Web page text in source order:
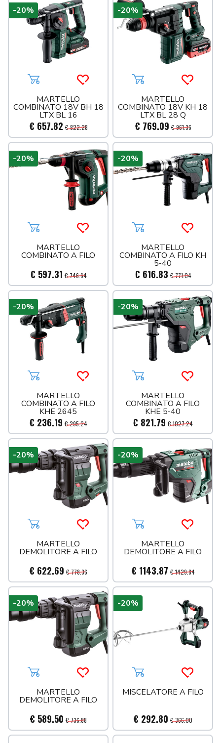
Aggiungi al carrelloAcquista più tardi
MARTELLO
COMBINATO 18V BH 18
LTX BL 16
€ 657.82 € 822.28
-20%
Aggiungi al carrello
MARTELLO
COMBINATO 18V KH 18
LTX BL 28 Q
€ 769.09 € 961.36
-20%
Aggiungi al carrelloAcquista più tardi
MARTELLO
COMBINATO A FILO
€ 597.31 € 746.64
-20%
Aggiungi al carrello
MARTELLO
COMBINATO A FILO KH
5-40
€ 616.83 € 771.04
-20%
Aggiungi al carrelloAcquista più tardi
MARTELLO
COMBINATO A FILO
KHE 2645
€ 236.19 € 295.24
-20%
Aggiungi al carrello
MARTELLO
COMBINATO A FILO
KHE 5-40
€ 821.79 € 1027.24
-20%
Aggiungi al carrelloAcquista più tardi
MARTELLO
DEMOLITORE A FILO
€ 622.69 € 778.36
-20%
Aggiungi al carrello
MARTELLO
DEMOLITORE A FILO
€ 1143.87 € 1429.84
-20%
Aggiungi al carrelloAcquista più tardi
MARTELLO
DEMOLITORE A FILO
€ 589.50 € 736.88
-20%
Aggiungi al carrello
MISCELATORE A FILO
€ 292.80 € 366.00
-20%